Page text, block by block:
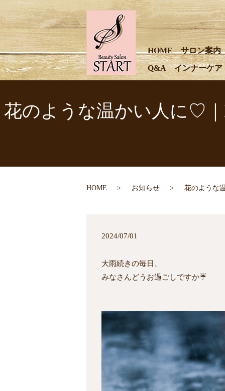
HOME サロン案内
Q&A インナーケア
花のような温かい人に♡｜
HOME お知らせ 花のような
2024/07/01
大雨続きの毎日、
みなさんどうお過ごしですか☔